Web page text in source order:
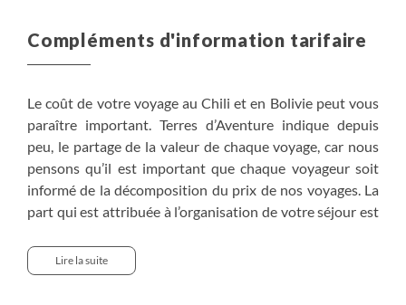
Compléments d'information tarifaire
Le coût de votre voyage au Chili et en Bolivie peut vous
paraître important. Terres d’Aventure indique depuis
peu, le partage de la valeur de chaque voyage, car nous
pensons qu’il est important que chaque voyageur soit
informé de la décomposition du prix de nos voyages. La
part qui est attribuée à l’organisation de votre séjour est
du fait du coût de la vie, du choix de la compagnie
aérienne utilisée pour vous rendre à destination, des
Lire la suite